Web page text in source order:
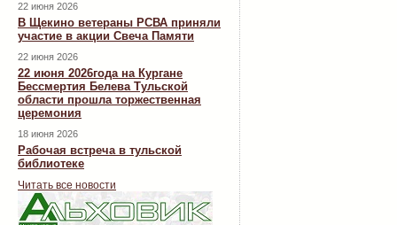
22 июня 2026
В Щекино ветераны РСВА приняли
участие в акции Свеча Памяти
22 июня 2026
22 июня 2026года на Кургане
Бессмертия Белева Тульской
области прошла торжественная
церемония
18 июня 2026
Рабочая встреча в тульской
библиотеке
Читать все новости